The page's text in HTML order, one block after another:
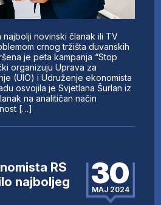
novinski članak ili TV
crnog tržišta duvanskih
je peta kampanja “Stop
organizuju Uprava za
(UIO) i Udruženje ekonomista
osvojila je Svjetlana Šurlan iz
na analitičan način
[…]
RS
najboljeg
30
MAJ 2024